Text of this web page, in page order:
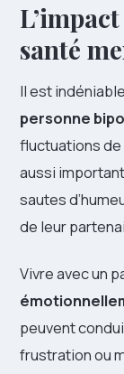
santé
Il est
personne
fluctuations de
aussi
sautes
de leur
Vivre avec un
peuvent
frustration ou